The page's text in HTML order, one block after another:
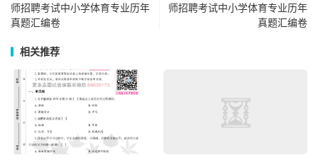
师招聘考试中小学体育专业历年
真题汇编卷
师招聘考试中小学体育专业历年
真题汇编卷
相关推荐